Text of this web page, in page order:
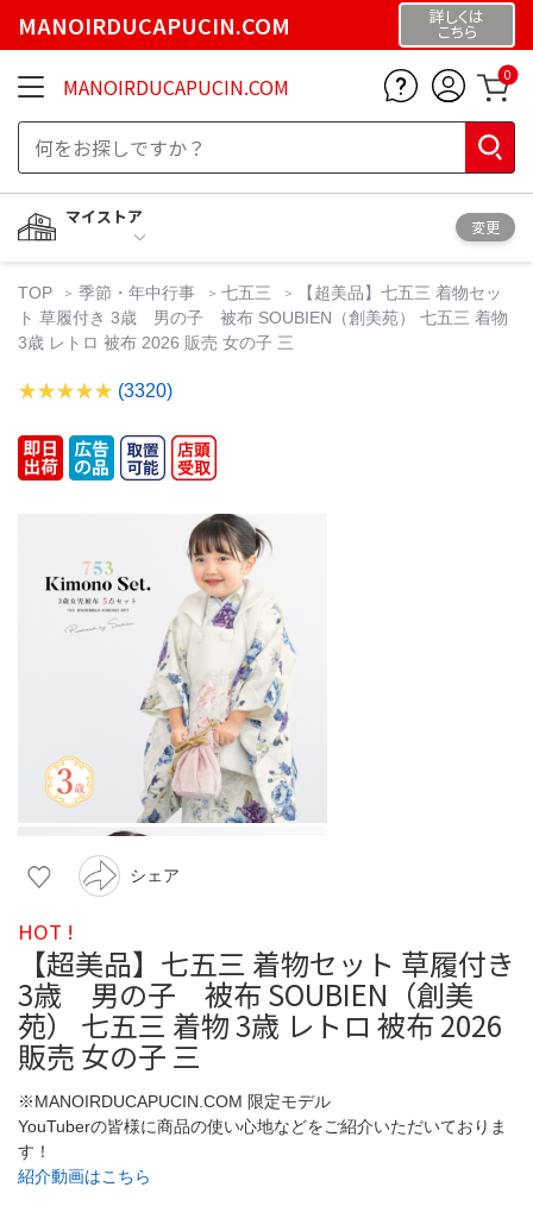
MANOIRDUCAPUCIN.COM 詳しくは
こちら
MANOIRDUCAPUCIN.COM 0
マイストア
変更
TOP 季節・年中行事 七五三
【超美品】七五三 着物セッ
ト 草履付き 3歳 男の子 被布 SOUBIEN（創美苑） 七五三 着物
3歳 レトロ 被布 2026 販売 女の子 三
(3320)
シェア
HOT !
【超美品】七五三 着物セット 草履付き
3歳 男の子 被布 SOUBIEN（創美
苑） 七五三 着物 3歳 レトロ 被布 2026
販売 女の子 三
※MANOIRDUCAPUCIN.COM 限定モデル
YouTuberの皆様に商品の使い心地などをご紹介いただいておりま
す！
紹介動画はこちら